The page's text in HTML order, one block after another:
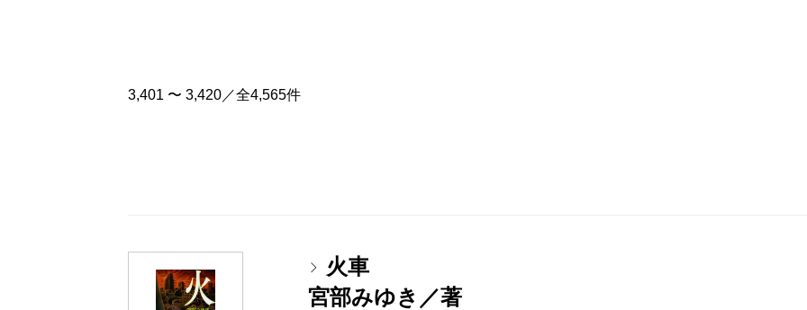
3,401 〜 3,420／全4,565件
火車
宮部みゆき／著